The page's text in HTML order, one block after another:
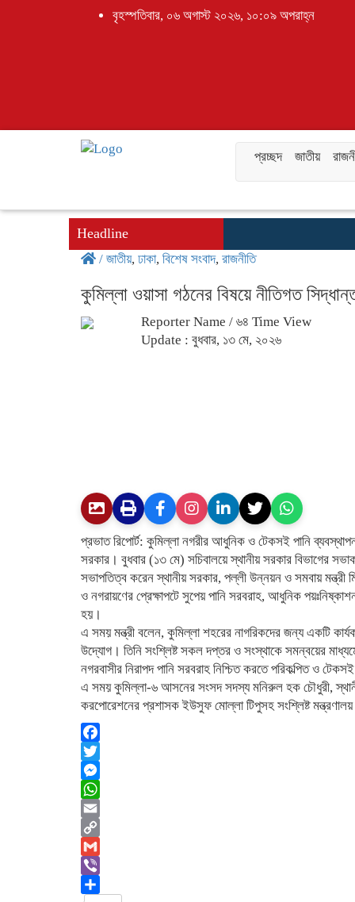
বৃহস্পতিবার, ০৬ অগাস্ট ২০২৬, ১০:০৯ অপরাহ্ন
প্রচ্ছদ জাতীয়
Headline
/ জাতীয়, ঢাকা, বিশেষ সংবাদ, রাজনীতি
কুমিল্লা ওয়াসা গঠনের বিষয়ে নীতিগত
Reporter Name / ৬৪ Time View
Update : বুধবার, ১৩ মে, ২০২৬
প্রভাত রিপোর্ট: কুমিল্লা নগরীর আধুনিক ও টেকসই পানি
সরকার। বুধবার (১৩ মে) সচিবালয়ে স্থানীয় সরকার বিভাগের
সভাপতিত্ব করেন স্থানীয় সরকার, পল্লী উন্নয়ন ও সমবায়
ও নগরায়ণের প্রেক্ষাপটে সুপেয় পানি সরবরাহ, আধুনিক
হয়।
এ সময় মন্ত্রী বলেন, কুমিল্লা শহরের নাগরিকদের জন্য একটি
উদ্যোগ। তিনি সংশ্লিষ্ট সকল দপ্তর ও সংস্থাকে সমন্বয়ের
নগরবাসীর নিরাপদ পানি সরবরাহ নিশ্চিত করতে পরিকল্পিত ও
এ সময় কুমিল্লা-৬ আসনের সংসদ সদস্য মনিরুল হক চৌধুরী,
করপোরেশনের প্রশাসক ইউসুফ মোল্লা টিপুসহ সংশ্লিষ্ট
Facebook
Twitter
Messenger
WhatsApp
Email
Copy
Link
Gmail
Viber